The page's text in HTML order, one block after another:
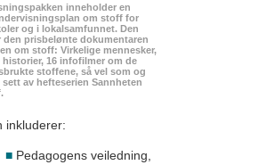
inneholder en
om stoff for
og i lokalsamfunnet. Den
den prisbelønte dokumentaren
om stoff: Virkelige mennesker,
historier, 16 infofilmer om de
stoffene, så vel som og
av hefteserien Sannheten
inkluderer:
■ Pedagogens veiledning,